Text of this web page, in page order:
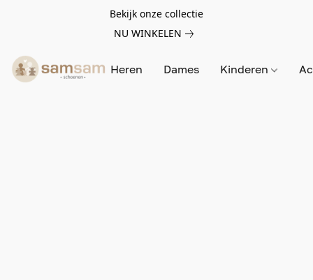
Bekijk onze collectie
NU WINKELEN
Heren Dames Kinderen